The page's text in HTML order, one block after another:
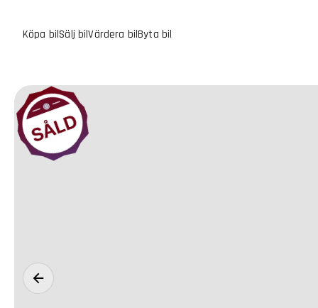
Köpa bilSälj bilVärdera bilByta bil